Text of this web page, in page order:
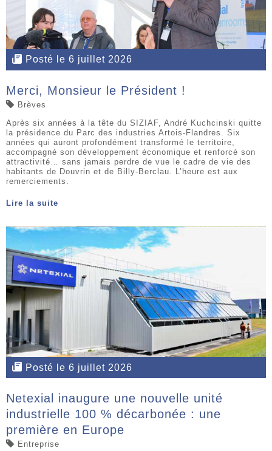
Posté le 6 juillet 2026
Merci, Monsieur le Président !
Brèves
Après six années à la tête du SIZIAF, André Kuchcinski quitte
la présidence du Parc des industries Artois-Flandres. Six
années qui auront profondément transformé le territoire,
accompagné son développement économique et renforcé son
attractivité… sans jamais perdre de vue le cadre de vie des
habitants de Douvrin et de Billy-Berclau. L’heure est aux
remerciements.
Lire la suite
Posté le 6 juillet 2026
Netexial inaugure une nouvelle unité
industrielle 100 % décarbonée : une
première en Europe
Entreprise